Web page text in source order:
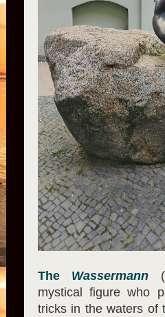
The Wassermann
mystical figure who
tricks in the waters of